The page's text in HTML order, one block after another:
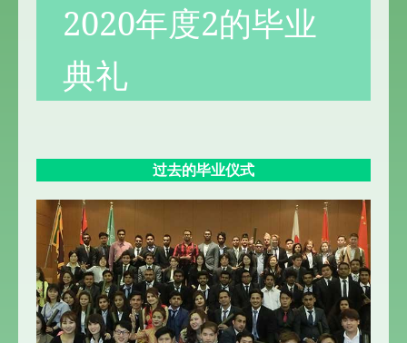
2020年度2的毕业
典礼
过去的毕业仪式